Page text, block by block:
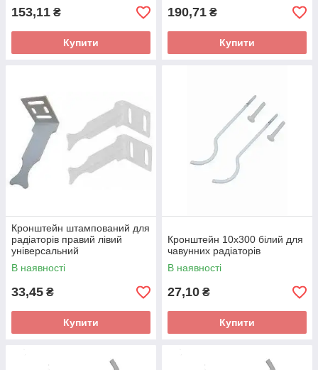
153,11 ₴
Купити
190,71 ₴
Купити
Кронштейн штампований для
радіаторів правий лівий
універсальний
В наявності
33,45 ₴
Купити
Кронштейн 10х300 білий для
чавунних радіаторів
В наявності
27,10 ₴
Купити